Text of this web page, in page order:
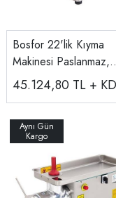
Bosfor 22'lik Kıyma
Makinesi Paslanmaz,
220V/380V UKM-22
45.124,80 TL +